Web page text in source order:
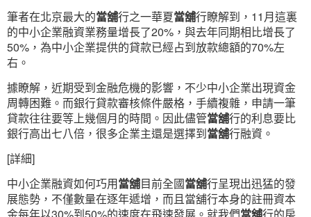
筆者在北京最大的當舖行之一華夏當舖行瞭解到，11月這裏
的中小企業融資業務量增長了20%，與去年同期相比增長了
50%，為中小企業提供的貸款已經占到放款總額的70%左
右。
據瞭解，近期受到金融危機的影響，不少中小企業出現資金
周轉困難。而銀行貸款審核條件嚴格，手續複雜，申請一筆
貸款往往要等上幾個月的時間。因此儘管當舖行的利息要比
銀行高出七八倍，很多企業主還是選擇到當舖行融資。
[詳細]
中小企業融資如何巧用當舖目前全國當舖行呈現出迅猛的發
展態勢，不僅數量在逐年遞增，而且當舖行本身的註冊資本
金每年以30%到50%的速度在飛速發展。就我們當舖行的房